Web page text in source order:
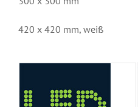
420 x 420 mm, weiß